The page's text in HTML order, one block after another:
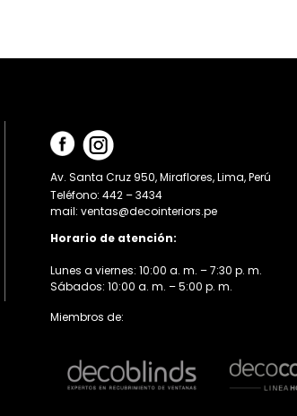
Av. Santa Cruz 950, Miraflores, Lima, Perú
Teléfono: 442 – 3434
mail: ventas@decointeriors.pe
Horario de atención:
Lunes a viernes: 10:00 a. m. – 7:30 p. m.
Sábados: 10:00 a. m. – 5:00 p. m.
Miembros de: